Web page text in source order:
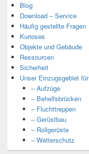
Blog
Download – Service
Häufig gestellte Fragen
Kurioses
Objekte und Gebäude
Ressourcen
Sicherheit
Unser Einzugsgebiet für
– Aufzüge
– Behelfsbrücken
– Fluchttreppen
– Gerüstbau
– Rollgerüste
– Wetterschutz